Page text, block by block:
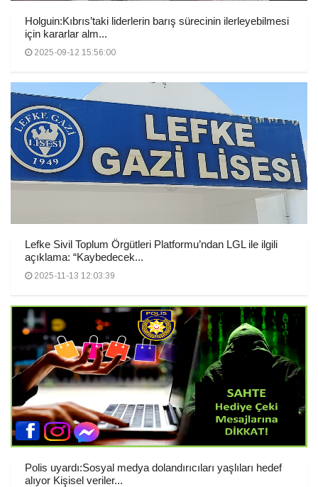
Holguin:Kıbrıs’taki liderlerin barış sürecinin ilerleyebilmesi
için kararlar alm...
2025-09-12 15:56:00
Lefke Sivil Toplum Örgütleri Platformu’ndan LGL ile ilgili
açıklama: “Kaybedecek...
2025-11-13 12:03:39
Polis uyardı:Sosyal medya dolandırıcıları yaşlıları hedef
alıyor Kişisel veriler...